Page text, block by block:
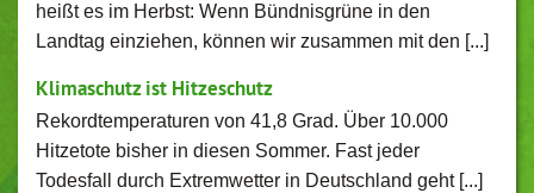
heißt es im Herbst: Wenn Bündnisgrüne in den
Landtag einziehen, können wir zusammen mit den [...]
Klimaschutz ist Hitzeschutz
Rekordtemperaturen von 41,8 Grad. Über 10.000
Hitzetote bisher in diesen Sommer. Fast jeder
Todesfall durch Extremwetter in Deutschland geht [...]